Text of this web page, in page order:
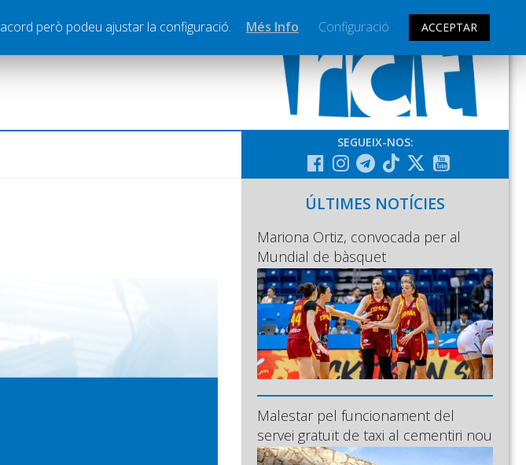
SEGUEIX-NOS:
ÚLTIMES NOTÍCIES
Mariona Ortiz, convocada per al
Mundial de bàsquet
Malestar pel funcionament del
servei gratuït de taxi al cementiri nou
però podeu ajustar la configuració. Més Info Configuració ACCEPTAR